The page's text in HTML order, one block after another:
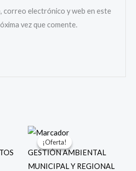
correo electrónico y web en este
vez que comente.
¡Oferta!
¡Oferta!
GESTIÓN AMBIENTAL
MUNICIPAL Y REGIONAL
El
precio
original
era:
S/ 150.00.
es:
S/ 120.00.